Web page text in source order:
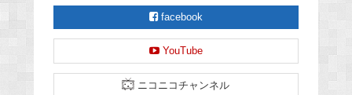
facebook
YouTube
ニコニコチャンネル